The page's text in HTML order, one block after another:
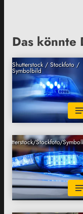
Das könnte
Shutterstock / Stockfoto /
Symbolbild
Shutterstock/Stockfoto/